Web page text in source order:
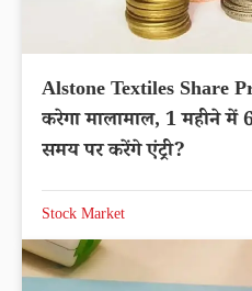
Alstone Textiles Share Price | 4
करेगा मालामाल, 1 महीने में
समय पर करेंगे एंट्री?
Stock Market